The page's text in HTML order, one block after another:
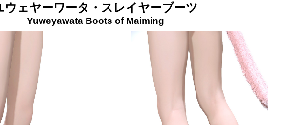
ウェヤーワータ・スレイヤーブーツ
Yuweyawata Boots of Maiming